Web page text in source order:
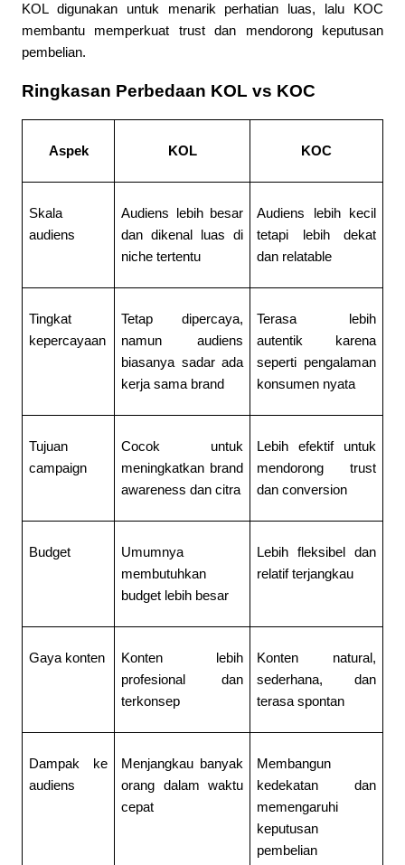
KOL digunakan untuk menarik perhatian luas, lalu KOC
membantu memperkuat trust dan mendorong keputusan
pembelian.
Ringkasan Perbedaan KOL vs KOC
Aspek KOL KOC
Skala
audiens
Audiens lebih besar
dan dikenal luas di
niche tertentu
Audiens lebih kecil
tetapi lebih dekat
dan relatable
Tingkat
kepercayaan
Tetap dipercaya,
namun audiens
biasanya sadar ada
kerja sama brand
Terasa lebih
autentik karena
seperti pengalaman
konsumen nyata
Tujuan
campaign
Cocok untuk
meningkatkan brand
awareness dan citra
Lebih efektif untuk
mendorong trust
dan conversion
Budget
Umumnya
membutuhkan
budget lebih besar
Lebih fleksibel dan
relatif terjangkau
Gaya konten
Konten lebih
profesional dan
terkonsep
Konten natural,
sederhana, dan
terasa spontan
Dampak ke
audiens
Menjangkau banyak
orang dalam waktu
cepat
Membangun
kedekatan dan
memengaruhi
keputusan
pembelian